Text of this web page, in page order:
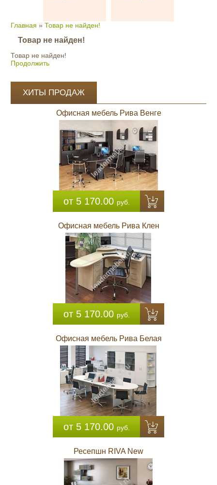
Главная » Товар не найден!
Товар не найден!
Товар не найден!
Продолжить
ХИТЫ ПРОДАЖ
Офисная мебель Рива Венге
от 5 170.00 руб.
Офисная мебель Рива Клен
от 5 170.00 руб.
Офисная мебель Рива Белая
от 5 170.00 руб.
Ресепшн RIVA New